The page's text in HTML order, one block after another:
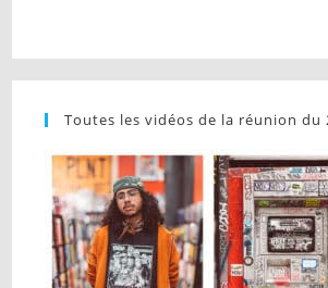
Toutes les vidéos de la réunion du